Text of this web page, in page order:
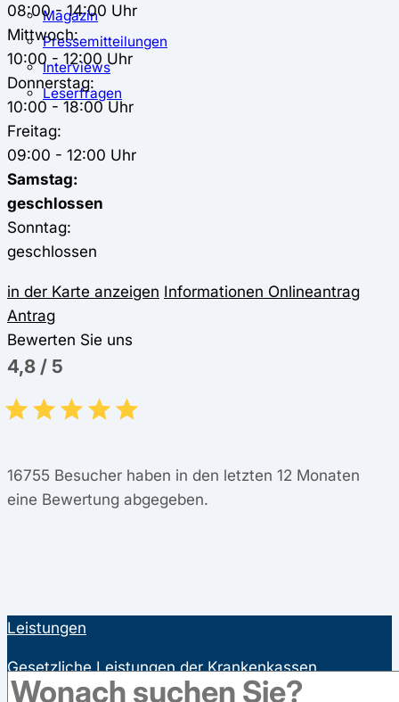
Magazin
Pressemitteilungen
Interviews
Leserfragen
08:00 - 14:00 Uhr
Mittwoch:
10:00 - 12:00 Uhr
Donnerstag:
10:00 - 18:00 Uhr
Freitag:
09:00 - 12:00 Uhr
Samstag:
geschlossen
Sonntag:
geschlossen
in der Karte anzeigen Informationen Onlineantrag
Antrag
Bewerten Sie uns
4,8 / 5
16755 Besucher haben in den letzten 12 Monaten
eine Bewertung abgegeben.
Leistungen
Gesetzliche Leistungen der Krankenkassen
Satzungsleistungen der Krankenkassen